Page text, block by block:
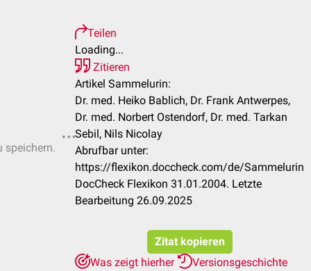
speichern.
Teilen
Loading...
Zitieren
Artikel Sammelurin:
Dr. med. Heiko Bablich, Dr. Frank Antwerpes,
Dr. med. Norbert Ostendorf, Dr. med. Tarkan
Sebil, Nils Nicolay
Abrufbar unter:
https://flexikon.doccheck.com/de/Sammelurin
DocCheck Flexikon 31.01.2004. Letzte
Bearbeitung 26.09.2025
Zitat kopieren
Was zeigt hierher
Versionsgeschichte